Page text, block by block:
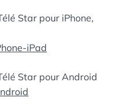
Star pour iPhone,
iPad
Star pour Android